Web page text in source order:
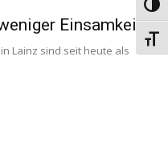
Einsamkeit
Lainz sind seit heute als